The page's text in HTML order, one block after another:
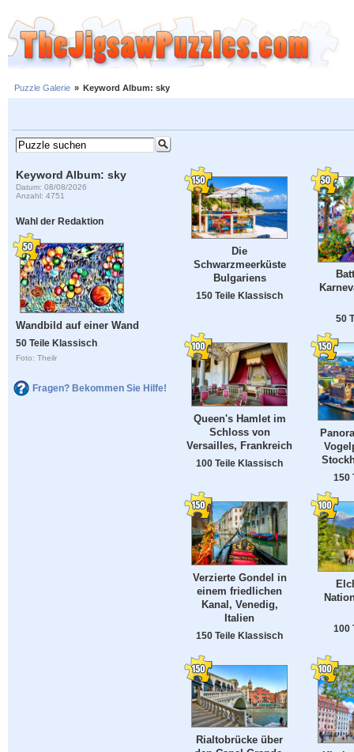
Puzzle Galerie » Keyword Album: sky
Keyword Album: sky
Datum: 08/08/2026
Anzahl: 4751
Wahl der Redaktion
Wandbild auf einer Wand
50 Teile Klassisch
Foto: Theilr
Fragen? Bekommen Sie Hilfe!
Die
Schwarzmeerküste
Bulgariens
150 Teile Klassisch
50
Queen's Hamlet im
Schloss von
Versailles, Frankreich
100 Teile Klassisch
150
Verzierte Gondel in
einem friedlichen
Kanal, Venedig,
Italien
150 Teile Klassisch
100
Rialtobrücke über